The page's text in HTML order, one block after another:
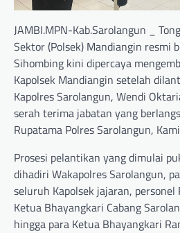
JAMBI.MPN-Kab.Sarolangun _
Sektor (Polsek) Mandiangin resmi
Sihombing kini dipercaya
Kapolsek Mandiangin setelah
Kapolres Sarolangun, Wendi
serah terima jabatan yang
Rupatama Polres Sarolangun,
Prosesi pelantikan yang dimulai
dihadiri Wakapolres Sarolangun,
seluruh Kapolsek jajaran, personel
Ketua Bhayangkari Cabang
hingga para Ketua Bhayangkari